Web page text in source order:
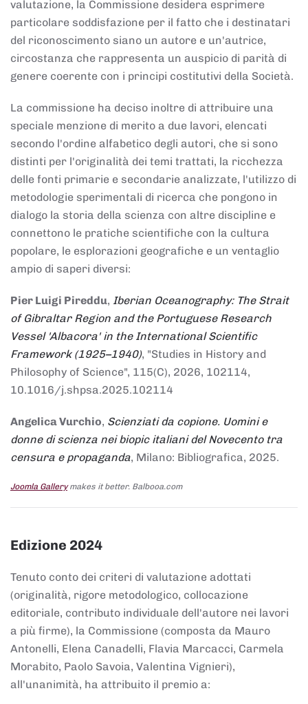
valutazione, la Commissione desidera esprimere
particolare soddisfazione per il fatto che i destinatari
del riconoscimento siano un autore e un'autrice,
circostanza che rappresenta un auspicio di parità di
genere coerente con i principi costitutivi della Società.
La commissione ha deciso inoltre di attribuire una
speciale menzione di merito a due lavori, elencati
secondo l'ordine alfabetico degli autori, che si sono
distinti per l'originalità dei temi trattati, la ricchezza
delle fonti primarie e secondarie analizzate, l'utilizzo di
metodologie sperimentali di ricerca che pongono in
dialogo la storia della scienza con altre discipline e
connettono le pratiche scientifiche con la cultura
popolare, le esplorazioni geografiche e un ventaglio
ampio di saperi diversi:
Pier Luigi Pireddu, Iberian Oceanography: The Strait
of Gibraltar Region and the Portuguese Research
Vessel 'Albacora' in the International Scientific
Framework (1925–1940), "Studies in History and
Philosophy of Science", 115(C), 2026, 102114,
10.1016/j.shpsa.2025.102114
Angelica Vurchio, Scienziati da copione. Uomini e
donne di scienza nei biopic italiani del Novecento tra
censura e propaganda, Milano: Bibliografica, 2025.
Joomla Gallerymakes it better. Balbooa.com
Edizione 2024
Tenuto conto dei criteri di valutazione adottati
(originalità, rigore metodologico, collocazione
editoriale, contributo individuale dell'autore nei lavori
a più firme), la Commissione (composta da Mauro
Antonelli, Elena Canadelli, Flavia Marcacci, Carmela
Morabito, Paolo Savoia, Valentina Vignieri),
all'unanimità, ha attribuito il premio a: